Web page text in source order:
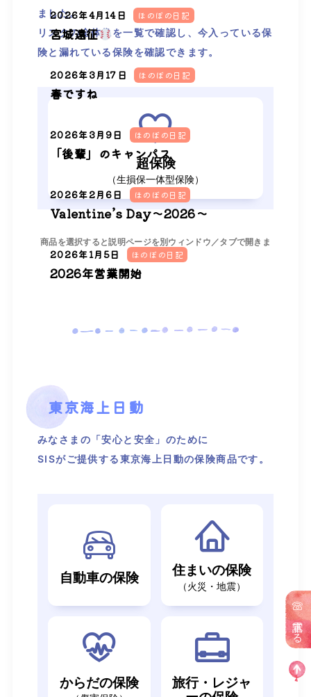
2026年4月14日 ほのぼの日記
宮城遠征
2026年3月17日 ほのぼの日記
春ですね
2026年3月9日 ほのぼの日記
「後輩」のキャンパス
2026年2月6日 ほのぼの日記
Valentine’s Day～2026～
2026年1月5日 ほのぼの日記
2026年営業開始
ました。
リスクの全体像を一覧で確認し、今入っている保
険と漏れている保険を確認できます。
超保険
（生損保一体型保険）
商品を選択すると説明ページを別ウィンドウ／タブで開きま
す。
東京海上日動
みなさまの「安心と安全」のために
SISがご提供する東京海上日動の保険商品です。
自動車の保険 住まいの保険
（火災・地震）
からだの保険
旅行・レジャ
電話する